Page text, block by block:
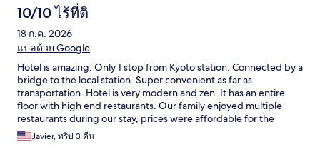
10/10 ไร้ที่ติ
18 ก.ค. 2026
แปลด้วย Google
Hotel is amazing. Only 1 stop from Kyoto station. Connected by a
bridge to the local station. Super convenient as far as
transportation. Hotel is very modern and zen. It has an entire
floor with high end restaurants. Our family enjoyed multiple
restaurants during our stay, prices were affordable for the
quality and service received. All in all, great value and very
professional staff. Rooms and property are spotless. Highly
Javier, ทริป 3 คืน